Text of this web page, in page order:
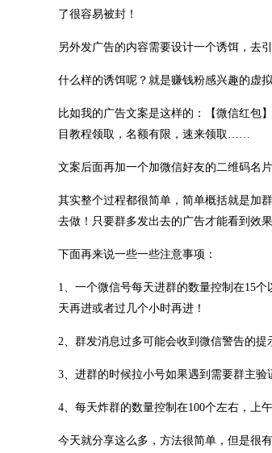
了很容易被封！
另外发广告的内容需要设计一个诱饵，去
什么样的诱饵呢？就是赚钱粉感兴趣的虚
比如我的广告文案是这样的：【微信红包
目教程领取，名额有限，速来领取……
文案后面再加一个加微信好友的二维码名片
其实整个过程都很简单，简单概括就是加
去做！只要群多发出去的广告才能看到
下面再来说一些一些注意事项：
1、一个微信号每天进群的数量控制在15
天再进或者过几个小时再进！
2、群发消息过多可能会收到微信警告的
3、进群的时候拉小号如果遇到需要群主
4、每天炸群的数量控制在100个左右，上
今天就分享这么多，方法很简单，但是很